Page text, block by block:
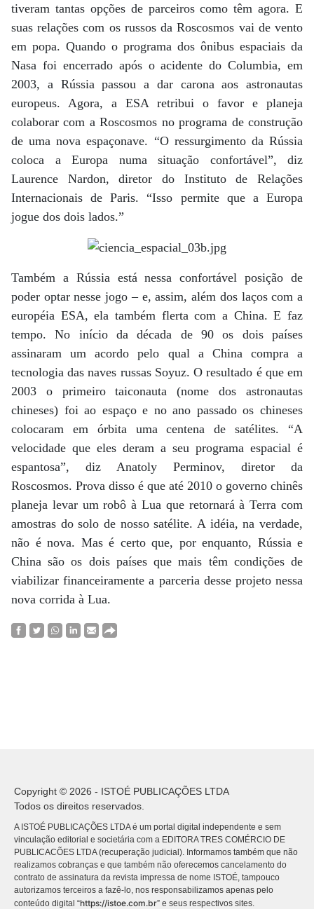
tiveram tantas opções de parceiros como têm agora. E
suas relações com os russos da Roscosmos vai de vento
em popa. Quando o programa dos ônibus espaciais da
Nasa foi encerrado após o acidente do Columbia, em
2003, a Rússia passou a dar carona aos astronautas
europeus. Agora, a ESA retribui o favor e planeja
colaborar com a Roscosmos no programa de construção
de uma nova espaçonave. “O ressurgimento da Rússia
coloca a Europa numa situação confortável”, diz
Laurence Nardon, diretor do Instituto de Relações
Internacionais de Paris. “Isso permite que a Europa
jogue dos dois lados.”
Também a Rússia está nessa confortável posição de
poder optar nesse jogo – e, assim, além dos laços com a
européia ESA, ela também flerta com a China. E faz
tempo. No início da década de 90 os dois países
assinaram um acordo pelo qual a China compra a
tecnologia das naves russas Soyuz. O resultado é que em
2003 o primeiro taiconauta (nome dos astronautas
chineses) foi ao espaço e no ano passado os chineses
colocaram em órbita uma centena de satélites. “A
velocidade que eles deram a seu programa espacial é
espantosa”, diz Anatoly Perminov, diretor da
Roscosmos. Prova disso é que até 2010 o governo chinês
planeja levar um robô à Lua que retornará à Terra com
amostras do solo de nosso satélite. A idéia, na verdade,
não é nova. Mas é certo que, por enquanto, Rússia e
China são os dois países que mais têm condições de
viabilizar financeiramente a parceria desse projeto nessa
nova corrida à Lua.
Copyright © 2026 - ISTOÉ PUBLICAÇÕES LTDA
Todos os direitos reservados.
A ISTOÉ PUBLICAÇÕES LTDA é um portal digital independente e sem
vinculação editorial e societária com a EDITORA TRES COMÉRCIO DE
PUBLICACÕES LTDA (recuperação judicial). Informamos também que não
realizamos cobranças e que também não oferecemos cancelamento do
contrato de assinatura da revista impressa de nome ISTOÉ, tampouco
autorizamos terceiros a fazê-lo, nos responsabilizamos apenas pelo
conteúdo digital “https://istoe.com.br” e seus respectivos sites.